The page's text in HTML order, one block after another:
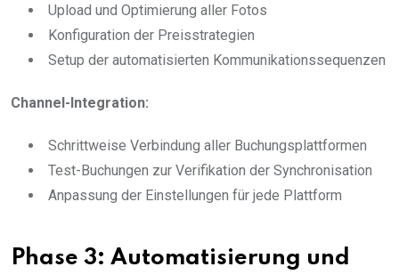
Upload und Optimierung aller Fotos
Konfiguration der Preisstrategien
Setup der automatisierten Kommunikationssequenzen
Channel-Integration:
Schrittweise Verbindung aller Buchungsplattformen
Test-Buchungen zur Verifikation der Synchronisation
Anpassung der Einstellungen für jede Plattform
Phase 3: Automatisierung und